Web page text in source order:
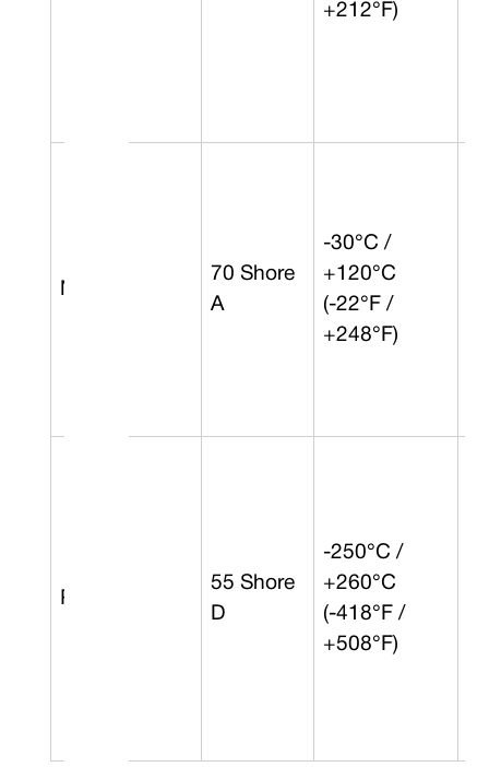
+212°F)
Nitrile
70 Shore
A
-30°C /
+120°C
(-22°F /
+248°F)
PTFE*
55 Shore
D
-250°C /
+260°C
(-418°F /
+508°F)